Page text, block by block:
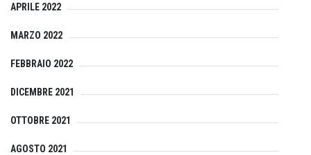
APRILE 2022
MARZO 2022
FEBBRAIO 2022
DICEMBRE 2021
OTTOBRE 2021
AGOSTO 2021